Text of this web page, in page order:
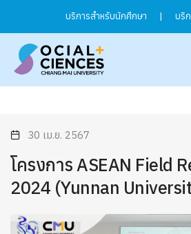
บริการสำหรับนักศึกษา | บริ
30 เม.ย. 2567
โครงการ ASEAN Field
2024 (Yunnan